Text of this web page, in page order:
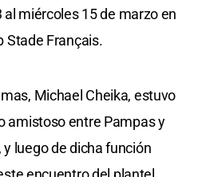
miércoles 15 de marzo en
Stade Français.
Michael Cheika, estuvo
amistoso entre Pampas y
luego de dicha función